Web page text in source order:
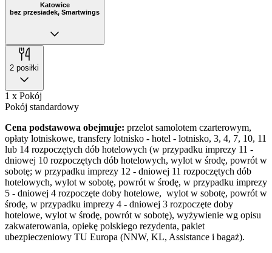
Katowice
bez przesiadek, Smartwings
2 posiłki
1 x Pokój
Pokój standardowy
Cena podstawowa obejmuje: przelot samolotem czarterowym,
opłaty lotniskowe, transfery lotnisko - hotel - lotnisko, 3, 4, 7, 10, 11
lub 14 rozpoczętych dób hotelowych (w przypadku imprezy 11 -
dniowej 10 rozpoczętych dób hotelowych, wylot w środę, powrót w
sobotę; w przypadku imprezy 12 - dniowej 11 rozpoczętych dób
hotelowych, wylot w sobotę, powrót w środę, w przypadku imprezy
5 - dniowej 4 rozpoczęte doby hotelowe, wylot w sobotę, powrót w
środę, w przypadku imprezy 4 - dniowej 3 rozpoczęte doby
hotelowe, wylot w środę, powrót w sobotę), wyżywienie wg opisu
zakwaterowania, opiekę polskiego rezydenta, pakiet
ubezpieczeniowy TU Europa (NNW, KL, Assistance i bagaż).